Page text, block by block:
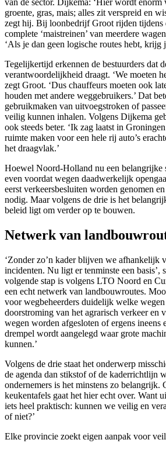
van de sector. Dijkema: ‘Hier wordt enorm
groente, gras, mais; alles zit verspreid en
zegt hij. Bij loonbedrijf Groot rijden tijdens
complete ‘maistreinen’ van meerdere
‘Als je dan geen logische routes hebt, krijg
Tegelijkertijd erkennen de bestuurders dat
verantwoordelijkheid draagt. ‘We moeten
zegt Groot. ‘Dus chauffeurs moeten ook
houden met andere weggebruikers.’ Dat
gebruikmaken van uitvoegstroken of
veilig kunnen inhalen. Volgens Dijkema
ook steeds beter. ‘Ik zag laatst in
ruimte maken voor een hele rij auto’s
het draagvlak.’
Hoewel Noord-Holland nu een belangrijke
even voordat wegen daadwerkelijk
eerst verkeersbesluiten worden genomen
nodig. Maar volgens de drie is het
beleid ligt om verder op te bouwen.
Netwerk van
‘Zonder zo’n kader blijven we afhankelijk
incidenten. Nu ligt er tenminste een basis’,
volgende stap is volgens LTO Noord en
een echt netwerk van landbouwroutes.
voor wegbeheerders duidelijk welke
doorstroming van het agrarisch verkeer en
wegen worden afgesloten of ergens ineens
drempel wordt aangelegd waar grote
kunnen.’
Volgens de drie staat het onderwerp
de agenda dan stikstof of de kaderrichtlijn
ondernemers is het minstens zo belangrijk.
keukentafels gaat het hier echt over. Want
iets heel praktisch: kunnen we veilig en
of niet?’
Elke provincie zoekt eigen aanpak voor